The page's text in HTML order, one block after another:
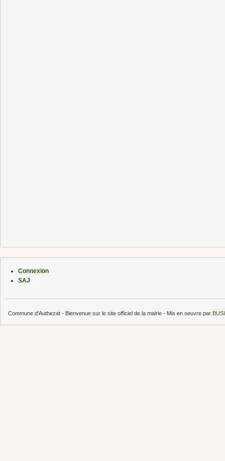
Connexion
SAJ
Commune d'Authezat - Bienvenue sur le site officiel de la mairie - Mis en oeuvre par